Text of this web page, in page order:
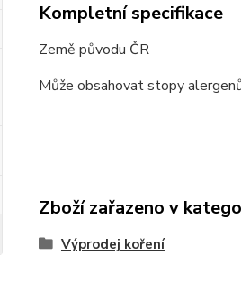
Kompletní specifikace
Země původu ČR
Může obsahovat stopy
Zboží zařazeno v
Výprodej koření